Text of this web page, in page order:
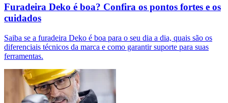
Furadeira Deko é boa? Confira os pontos fortes e os
cuidados
Saiba se a furadeira Deko é boa para o seu dia a dia, quais são os
diferenciais técnicos da marca e como garantir suporte para suas
ferramentas.